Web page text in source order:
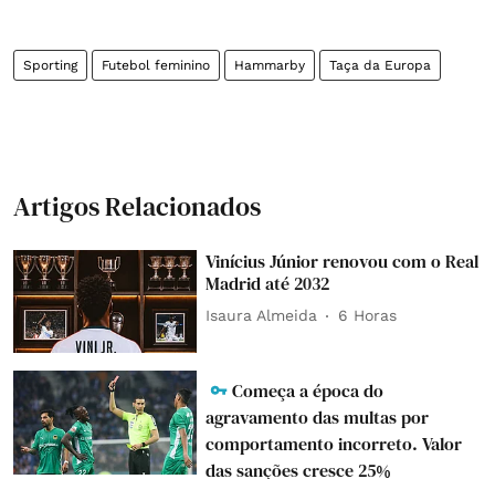
Sporting Futebol feminino Hammarby Taça da Europa
Artigos Relacionados
Vinícius Júnior renovou com o Real
Madrid até 2032
Isaura Almeida 6 Horas
Começa a época do
agravamento das multas por
comportamento incorreto. Valor
das sanções cresce 25%